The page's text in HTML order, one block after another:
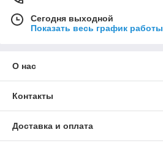
Сегодня выходной
Показать весь график работы
О нас
Контакты
Доставка и оплата